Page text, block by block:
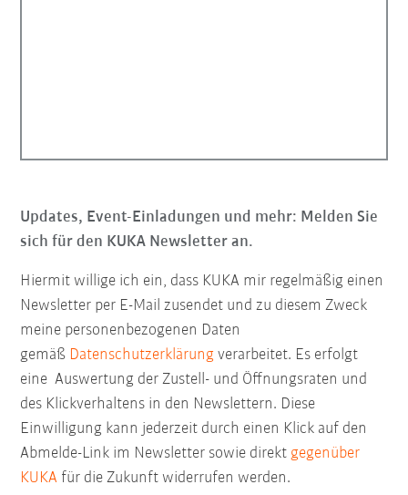
Updates, Event-Einladungen und mehr: Melden Sie
sich für den KUKA Newsletter an.
Hiermit willige ich ein, dass KUKA mir regelmäßig einen
Newsletter per E-Mail zusendet und zu diesem Zweck
meine personenbezogenen Daten
gemäß Datenschutzerklärung verarbeitet. Es erfolgt
eine Auswertung der Zustell- und Öffnungsraten und
des Klickverhaltens in den Newslettern. Diese
Einwilligung kann jederzeit durch einen Klick auf den
Abmelde-Link im Newsletter sowie direktgegenüber
KUKA für die Zukunft widerrufen werden.